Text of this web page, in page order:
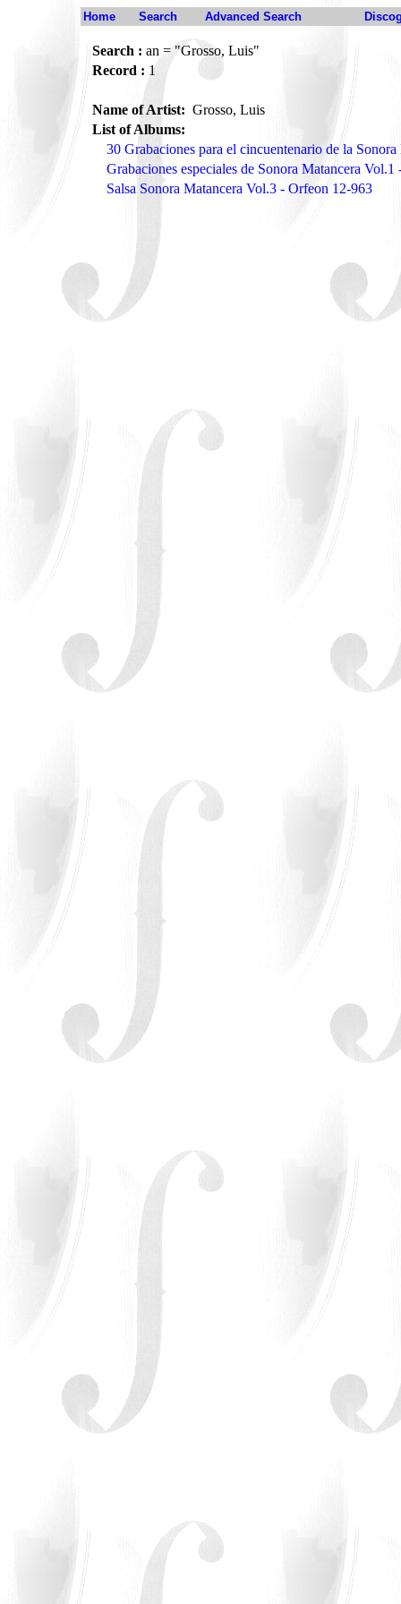
Home Search Advanced Search
Search : an = "Grosso, Luis"
Record : 1
Name of Artist: Grosso, Luis
List of Albums:
30 Grabaciones para el cincuentenario de la
Grabaciones especiales de Sonora Matancera
Salsa Sonora Matancera Vol.3 - Orfeon 12-963